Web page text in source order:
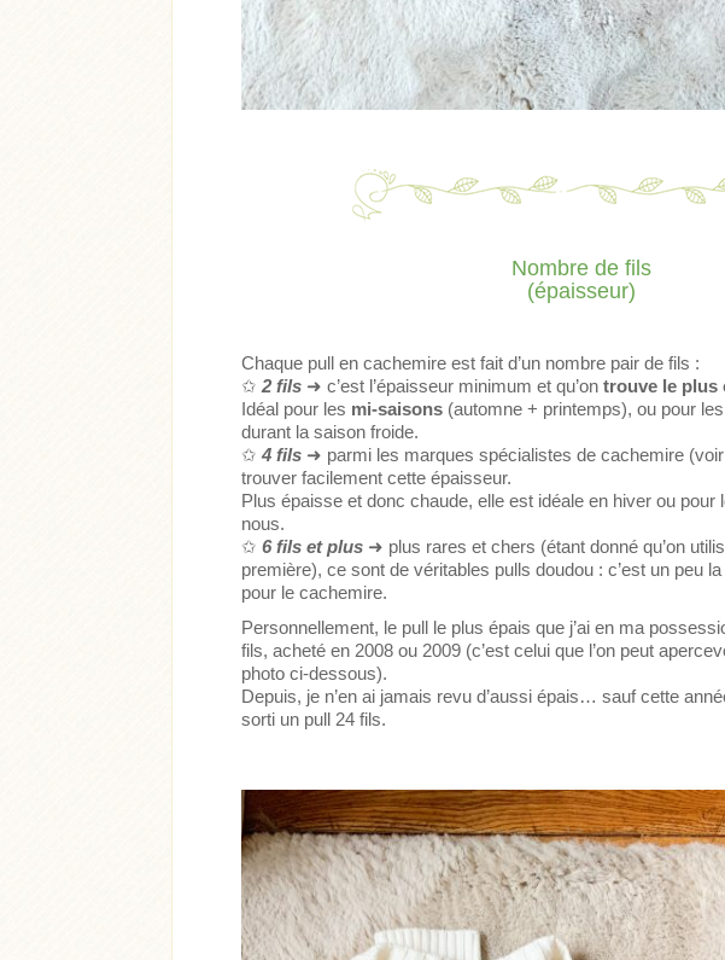
Nombre de fils
(épaisseur)
Chaque pull en cachemire est fait d’un nombre pair de fils :
✩2 fils ➜ c’est l’épaisseur minimum et qu’ontrouve le plus
Idéal pour les mi-saisons (automne + printemps), ou pour
durant la saison froide.
✩4 fils ➜ parmi les marques spécialistes de cachemire
trouver facilement cette épaisseur.
Plus épaisse et donc chaude, elle est idéale en hiver ou pour
nous.
✩6 fils et plus ➜ plus rares et chers (étant donné qu’on
première), ce sont de véritables pulls doudou : c’est un peu
pour le cachemire.
Personnellement, le pull le plus épais que j’ai en ma
fils, acheté en 2008 ou 2009 (c’est celui que l’on peut
photo ci-dessous).
Depuis, je n’en ai jamais revu d’aussi épais… sauf cette
sorti un pull 24 fils.